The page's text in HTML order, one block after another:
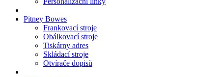
Pitney Bowes
Frankovací stroje
Obálkovací stroje
Tiskárny adres
Skládací stroje
Otvírače dopisů